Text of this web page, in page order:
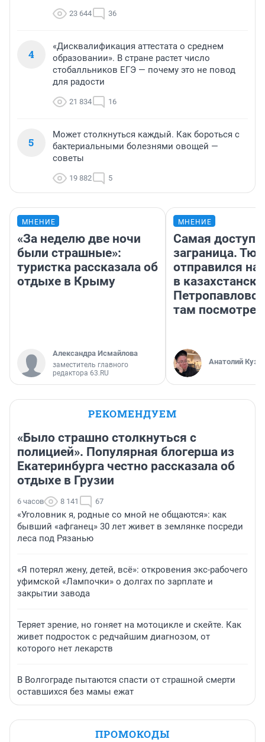
23 644 36
4
«Дисквалификация аттестата о среднем
образовании». В стране растет число
стобалльников ЕГЭ — почему это не повод
для радости
21 834 16
5
Может столкнуться каждый. Как бороться с
бактериальными болезнями овощей —
советы
19 882 5
МНЕНИЕ
«За неделю две ночи
были страшные»:
туристка рассказала об
отдыхе в Крыму
Александра Исмайлова
заместитель главного
редактора 63.RU
МНЕНИЕ
Самая
заграница.
отправился
в
там
Анатолий
РЕКОМЕНДУЕМ
«Было страшно столкнуться с
полицией». Популярная блогерша из
Екатеринбурга честно рассказала об
отдыхе в Грузии
6 часов 8 141 67
«Уголовник я, родные со мной не общаются»: как
бывший «афганец» 30 лет живет в землянке посреди
леса под Рязанью
«Я потерял жену, детей, всё»: откровения экс-рабочего
уфимской «Лампочки» о долгах по зарплате и
закрытии завода
Теряет зрение, но гоняет на мотоцикле и скейте. Как
живет подросток с редчайшим диагнозом, от
которого нет лекарств
В Волгограде пытаются спасти от страшной смерти
оставшихся без мамы ежат
ПРОМОКОДЫ